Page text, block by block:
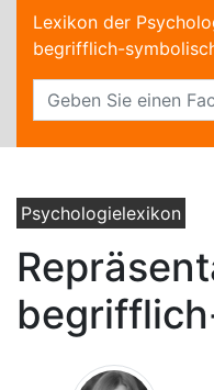
Lexikon der
begrifflich-
Psychologielexikon